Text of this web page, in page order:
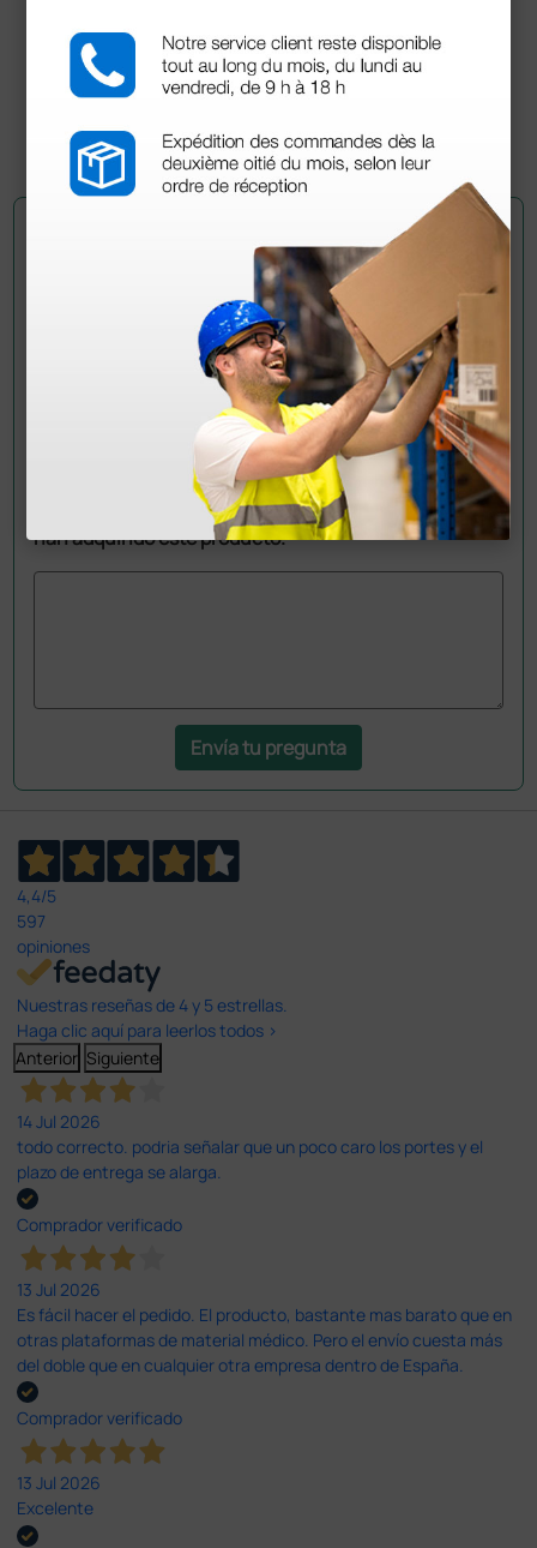
96,05 € 113,00 €
1 ud.
Pregúntale a un colega
¿Todavía tienes alguna duda? ¿Necesitas más
Envía ahora mismo tu pregunta a los colegas que ya
han adquirido este producto.
Envía tu pregunta
4,4/5
597
opiniones
Nuestras reseñas de 4 y 5 estrellas.
Haga clic aquí para leerlos todos >
Anterior Siguiente
14 Jul 2026
todo correcto. podria señalar que un poco caro los portes y el
plazo de entrega se alarga.
Comprador verificado
13 Jul 2026
Es fácil hacer el pedido. El producto, bastante mas barato que en
otras plataformas de material médico. Pero el envío cuesta más
del doble que en cualquier otra empresa dentro de España.
Comprador verificado
13 Jul 2026
Excelente